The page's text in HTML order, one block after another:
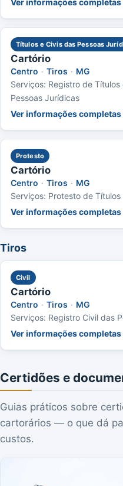
Títulos e Civis das Pessoas
Cartório
Centro · Tiros · MG
Serviços: Registro de
Pessoas Jurídicas
Ver informações
Protesto
Cartório
Centro · Tiros · MG
Serviços: Protesto de Títulos
Ver informações
Tiros
Civil
Cartório
Centro · Tiros · MG
Serviços: Registro Civil das
Ver informações
Certidões e
Guias práticos sobre
cartorários — o que dá
custos.